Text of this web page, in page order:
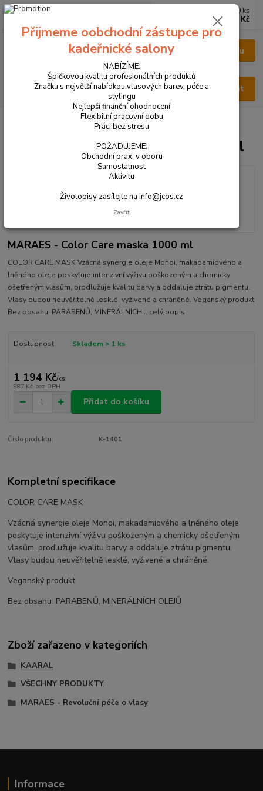
Menu
Hledat
0 ks
0 Kč
VŠECHNY PRODUKTY MARAES - Color maska 1000 ml
MARAES - Color maska 1000 ml
MARAES - Color Care maska 1000 ml
COLOR CARE MASK Vzácná synergie oleje Monoi, makadamiového a
lněného oleje poskytuje intenzivní výživu poškozeným a chemicky
ošetřeným vlasům, prodlužuje kvalitu barvy a oddaluje ztrátu pigmentu.
Vlasy budou neuvěřitelně lesklé, vyživené a chráněné. Veganský produkt
Bez obsahu: PARABENŮ, MINERÁLNÍCH... celý popis
Dostupnost Skladem > 1 ks
1 194 Kč/ks
987 Kč bez DPH
Přidat do košíku
Číslo produktu: K-1401
Kompletní specifikace
COLOR CARE MASK
Vzácná synergie oleje Monoi, makadamiového a lněného oleje
poskytuje intenzivní výživu poškozeným a chemicky ošetřeným
vlasům, prodlužuje kvalitu barvy a oddaluje ztrátu pigmentu.
Vlasy budou neuvěřitelně lesklé, vyživené a chráněné.
Veganský produkt
Bez obsahu: PARABENŮ, MINERÁLNÍCH OLEJŮ
Zboží zařazeno v kategoriích
KAARAL
VŠECHNY PRODUKTY
MARAES - Revoluční péče o vlasy
Informace
Přijmeme oobchodní zástupce pro
kadeřnické salony
NABÍZÍME:
Špičkovou kvalitu profesionálních produktů
Značku s největší nabídkou vlasových barev, péče a
stylingu
Nejlepší finanční ohodnocení
Flexibilní pracovní dobu
Práci bez stresu
POŽADUJEME:
Obchodní praxi v oboru
Samostatnost
Aktivitu
Životopisy zasílejte na info@jcos.cz
Zavřít